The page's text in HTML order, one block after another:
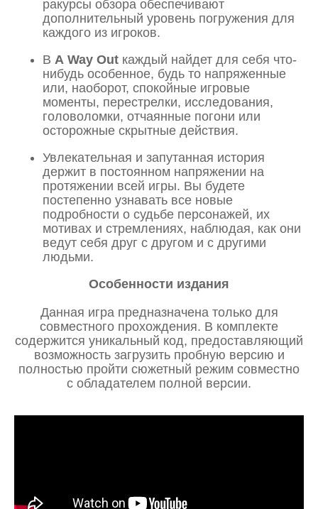
ракурсы обзора обеспечивают
дополнительный уровень погружения для
каждого из игроков.
В A Way Out каждый найдет для себя что-
нибудь особенное, будь то напряженные
или, наоборот, спокойные игровые
моменты, перестрелки, исследования,
головоломки, отчаянные погони или
осторожные скрытные действия.
Увлекательная и запутанная история
держит в постоянном напряжении на
протяжении всей игры. Вы будете
постепенно узнавать все новые
подробности о судьбе персонажей, их
мотивах и стремлениях, наблюдая, как они
ведут себя друг с другом и с другими
людьми.
Особенности издания
Данная игра предназначена только для
совместного прохождения. В комплекте
содержится уникальный код, предоставляющий
возможность загрузить пробную версию и
полностью пройти сюжетный режим совместно
с обладателем полной версии.